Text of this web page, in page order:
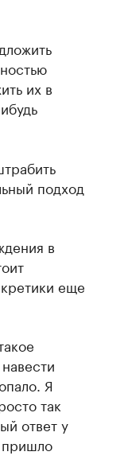
их в
подход
в
еще
Я
так
ответ у
пришло